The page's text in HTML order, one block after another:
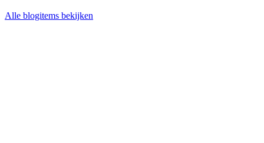
Alle blogitems bekijken